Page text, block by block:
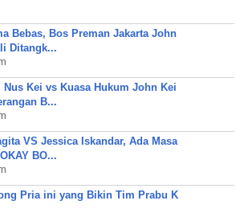
Bebas, Bos Preman Jakarta John
Ditangk...
Kei vs Kuasa Hukum John Kei
B...
VS Jessica Iskandar, Ada Masa
BO...
Pria ini yang Bikin Tim Prabu K